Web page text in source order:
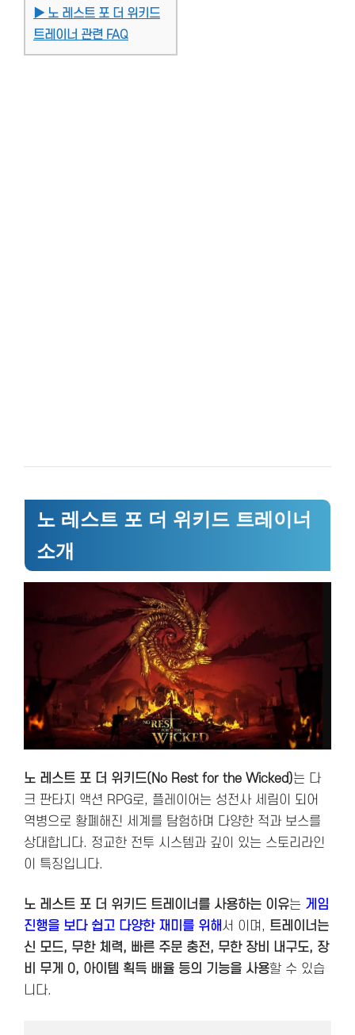
▶ 노 레스트 포 더 위키드
트레이너 관련 FAQ
노 레스트 포 더 위키드 트레이너
소개
노 레스트 포 더 위키드(No Rest for the Wicked)는 다
크 판타지 액션 RPG로, 플레이어는 성전사 세림이 되어
역병으로 황폐해진 세계를 탐험하며 다양한 적과 보스를
상대합니다. 정교한 전투 시스템과 깊이 있는 스토리라인
이 특징입니다.
노 레스트 포 더 위키드 트레이너를 사용하는 이유는 게임
진행을 보다 쉽고 다양한 재미를 위해서 이며, 트레이너는
신 모드, 무한 체력, 빠른 주문 충전, 무한 장비 내구도, 장
비 무게 0, 아이템 획득 배율 등의 기능을 사용할 수 있습
니다.